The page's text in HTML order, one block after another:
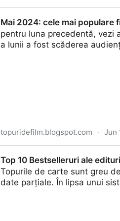
Mai 2024: cele mai populare
pentru luna precedentă, vezi
a lunii a fost scăderea
topuridefilm.blogspot.com · Jun
Top 10 Bestselleruri ale
Topurile de carte sunt greu
date parțiale. În lipsa unui